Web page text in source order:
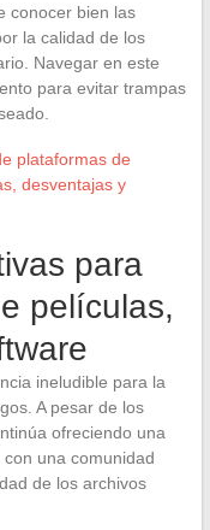
conocer bien las
la calidad de los
Navegar en este
para evitar trampas
plataformas de
desventajas y
para
películas,
ineludible para la
A pesar de los
ofreciendo una
una comunidad
de los archivos